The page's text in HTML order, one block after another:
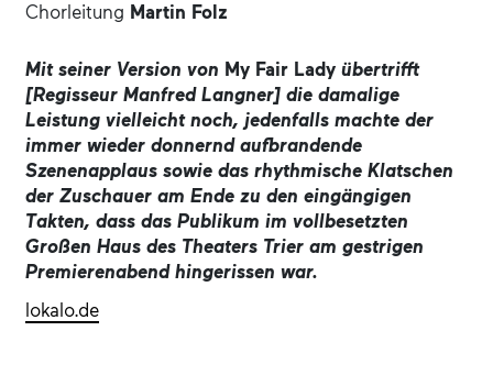
seiner eingängigen, abwechslungsreichen und
Tänzen und aufwändiger Ausstattung sind es vor
allem die genialen Dialoge und der charmante Witz,
die aus dem pointiert satirischen Sittengemälde eine
starke Liebesgeschichte entwickeln.
Chorleitung Martin Folz
Mit seiner Version von My Fair Ladyübertrifft
[Regisseur Manfred Langner] die damalige
Leistung vielleicht noch, jedenfalls machte der
immer wieder donnernd aufbrandende
Szenenapplaus sowie das rhythmische Klatschen
der Zuschauer am Ende zu den eingängigen
Takten, dass das Publikum im vollbesetzten
Großen Haus des Theaters Trier am gestrigen
Premierenabend hingerissen war.
lokalo.de